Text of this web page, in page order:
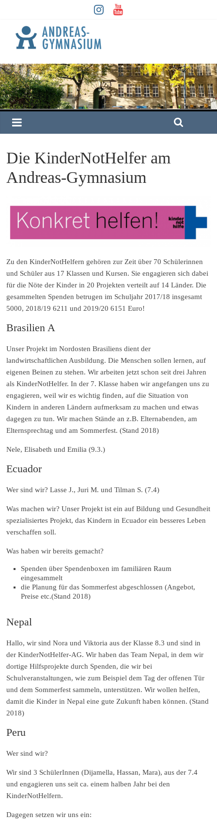
Die KinderNotHelfer am
Andreas-Gymnasium
Zu den KinderNotHelfern gehören zur Zeit über 70 Schülerinnen
und Schüler aus 17 Klassen und Kursen. Sie engagieren sich dabei
für die Nöte der Kinder in 20 Projekten verteilt auf 14 Länder. Die
gesammelten Spenden betrugen im Schuljahr 2017/18 insgesamt
5000, 2018/19 6211 und 2019/20 6151 Euro!
Brasilien A
Unser Projekt im Nordosten Brasiliens dient der
landwirtschaftlichen Ausbildung. Die Menschen sollen lernen, auf
eigenen Beinen zu stehen. Wir arbeiten jetzt schon seit drei Jahren
als KinderNotHelfer. In der 7. Klasse haben wir angefangen uns zu
engagieren, weil wir es wichtig finden, auf die Situation von
Kindern in anderen Ländern aufmerksam zu machen und etwas
dagegen zu tun. Wir machen Stände an z.B. Elternabenden, am
Elternsprechtag und am Sommerfest. (Stand 2018)
Nele, Elisabeth und Emilia (9.3.)
Ecuador
Wer sind wir? Lasse J., Juri M. und Tilman S. (7.4)
Was machen wir? Unser Projekt ist ein auf Bildung und Gesundheit
spezialisiertes Projekt, das Kindern in Ecuador ein besseres Leben
verschaffen soll.
Was haben wir bereits gemacht?
Spenden über Spendenboxen im familiären Raum
eingesammelt
die Planung für das Sommerfest abgeschlossen (Angebot,
Preise etc.(Stand 2018)
Nepal
Hallo, wir sind Nora und Viktoria aus der Klasse 8.3 und sind in
der KinderNotHelfer-AG. Wir haben das Team Nepal, in dem wir
dortige Hilfsprojekte durch Spenden, die wir bei
Schulveranstaltungen, wie zum Beispiel dem Tag der offenen Tür
und dem Sommerfest sammeln, unterstützen. Wir wollen helfen,
damit die Kinder in Nepal eine gute Zukunft haben können. (Stand
2018)
Peru
Wer sind wir?
Wir sind 3 SchülerInnen (Dijamella, Hassan, Mara), aus der 7.4
und engagieren uns seit ca. einem halben Jahr bei den
KinderNotHelfern.
Dagegen setzen wir uns ein: